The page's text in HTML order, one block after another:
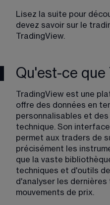
Lisez la suite pour
devez savoir sur le
TradingView.
Qu'est-ce que
TradingView est une
offre des données en
personnalisables et
technique. Son
permet aux traders de
précisément les
que la vaste
techniques et d'outils
d'analyser les
mouvements de prix.